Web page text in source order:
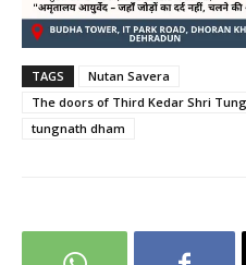
TAGS
Nutan Savera
The doors of Third Kedar Shri
tungnath dham